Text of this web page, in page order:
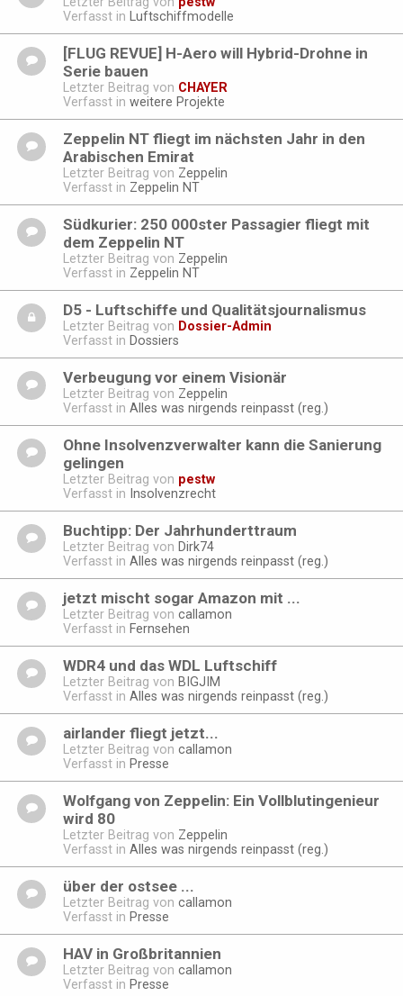
Verfasst in
Luftschiffmodelle
[FLUG REVUE] H-Aero will Hybrid-Drohne in
Serie bauen
Letzter Beitrag von CHAYER
Verfasst in weitere Projekte
Zeppelin NT fliegt im nächsten Jahr in den
Arabischen Emirat
Letzter Beitrag von Zeppelin
Verfasst in Zeppelin NT
Südkurier: 250 000ster Passagier fliegt mit
dem Zeppelin NT
Letzter Beitrag von Zeppelin
Verfasst in Zeppelin NT
D5 - Luftschiffe und Qualitätsjournalismus
Letzter Beitrag von Dossier-Admin
Verfasst in Dossiers
Verbeugung vor einem Visionär
Letzter Beitrag von Zeppelin
Verfasst in Alles was nirgends reinpasst (reg.)
Ohne Insolvenzverwalter kann die Sanierung
gelingen
Letzter Beitrag von pestw
Verfasst in Insolvenzrecht
Buchtipp: Der Jahrhunderttraum
Letzter Beitrag von Dirk74
Verfasst in Alles was nirgends reinpasst (reg.)
jetzt mischt sogar Amazon mit ...
Letzter Beitrag von callamon
Verfasst in Fernsehen
WDR4 und das WDL Luftschiff
Letzter Beitrag von BIGJIM
Verfasst in Alles was nirgends reinpasst (reg.)
airlander fliegt jetzt...
Letzter Beitrag von callamon
Verfasst in Presse
Wolfgang von Zeppelin: Ein Vollblutingenieur
wird 80
Letzter Beitrag von Zeppelin
Verfasst in Alles was nirgends reinpasst (reg.)
über der ostsee ...
Letzter Beitrag von callamon
Verfasst in Presse
HAV in Großbritannien
Letzter Beitrag von callamon
Verfasst in Presse